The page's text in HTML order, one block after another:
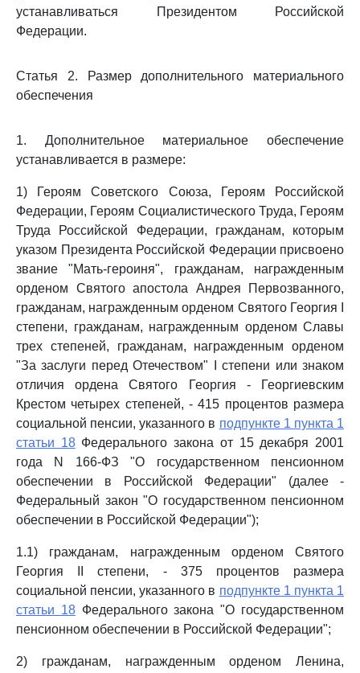
устанавливаться Президентом Российской
Федерации.
Статья 2. Размер дополнительного материального
обеспечения
1. Дополнительное материальное обеспечение
устанавливается в размере:
1) Героям Советского Союза, Героям Российской
Федерации, Героям Социалистического Труда, Героям
Труда Российской Федерации, гражданам, которым
указом Президента Российской Федерации присвоено
звание "Мать-героиня", гражданам, награжденным
орденом Святого апостола Андрея Первозванного,
гражданам, награжденным орденом Святого Георгия I
степени, гражданам, награжденным орденом Славы
трех степеней, гражданам, награжденным орденом
"За заслуги перед Отечеством" I степени или знаком
отличия ордена Святого Георгия - Георгиевским
Крестом четырех степеней, - 415 процентов размера
социальной пенсии, указанного в подпункте 1 пункта 1
статьи 18Федерального закона от 15 декабря 2001
года N 166-ФЗ "О государственном пенсионном
обеспечении в Российской Федерации" (далее -
Федеральный закон "О государственном пенсионном
обеспечении в Российской Федерации");
1.1) гражданам, награжденным орденом Святого
Георгия II степени, - 375 процентов размера
социальной пенсии, указанного в подпункте 1 пункта 1
статьи 18Федерального закона "О государственном
пенсионном обеспечении в Российской Федерации";
2) гражданам, награжденным орденом Ленина,